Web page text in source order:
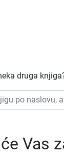
druga
Vas